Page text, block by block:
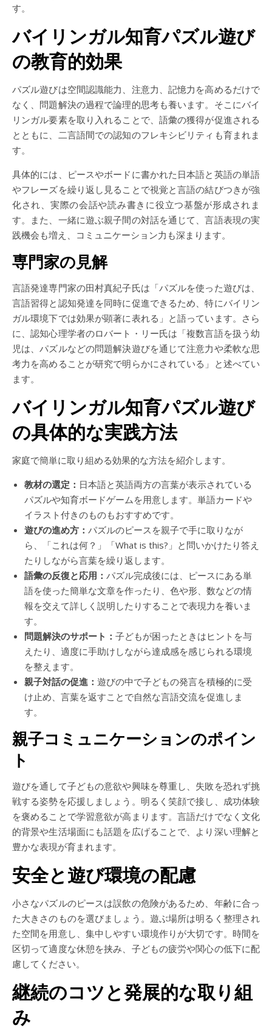
す。
バイリンガル知育パズル遊び
の教育的効果
パズル遊びは空間認識能力、注意力、記憶力を高めるだけで
なく、問題解決の過程で論理的思考も養います。そこにバイ
リンガル要素を取り入れることで、語彙の獲得が促進される
とともに、二言語間での認知のフレキシビリティも育まれま
す。
具体的には、ピースやボードに書かれた日本語と英語の単語
やフレーズを繰り返し見ることで視覚と言語の結びつきが強
化され、実際の会話や読み書きに役立つ基盤が形成されま
す。また、一緒に遊ぶ親子間の対話を通じて、言語表現の実
践機会も増え、コミュニケーション力も深まります。
専門家の見解
言語発達専門家の田村真紀子氏は「パズルを使った遊びは、
言語習得と認知発達を同時に促進できるため、特にバイリン
ガル環境下では効果が顕著に表れる」と語っています。さら
に、認知心理学者のロバート・リー氏は「複数言語を扱う幼
児は、パズルなどの問題解決遊びを通じて注意力や柔軟な思
考力を高めることが研究で明らかにされている」と述べてい
ます。
バイリンガル知育パズル遊び
の具体的な実践方法
家庭で簡単に取り組める効果的な方法を紹介します。
教材の選定： 日本語と英語両方の言葉が表示されている
パズルや知育ボードゲームを用意します。単語カードや
イラスト付きのものもおすすめです。
遊びの進め方： パズルのピースを親子で手に取りなが
ら、「これは何？」「What is this?」と問いかけたり答え
たりしながら言葉を繰り返します。
語彙の反復と応用： パズル完成後には、ピースにある単
語を使った簡単な文章を作ったり、色や形、数などの情
報を交えて詳しく説明したりすることで表現力を養いま
す。
問題解決のサポート： 子どもが困ったときはヒントを与
えたり、適度に手助けしながら達成感を感じられる環境
を整えます。
親子対話の促進： 遊びの中で子どもの発言を積極的に受
け止め、言葉を返すことで自然な言語交流を促進しま
す。
親子コミュニケーションのポイン
ト
遊びを通して子どもの意欲や興味を尊重し、失敗を恐れず挑
戦する姿勢を応援しましょう。明るく笑顔で接し、成功体験
を褒めることで学習意欲が高まります。言語だけでなく文化
的背景や生活場面にも話題を広げることで、より深い理解と
豊かな表現が育まれます。
安全と遊び環境の配慮
小さなパズルのピースは誤飲の危険があるため、年齢に合っ
た大きさのものを選びましょう。遊ぶ場所は明るく整理され
た空間を用意し、集中しやすい環境作りが大切です。時間を
区切って適度な休憩を挟み、子どもの疲労や関心の低下に配
慮してください。
継続のコツと発展的な取り組
み